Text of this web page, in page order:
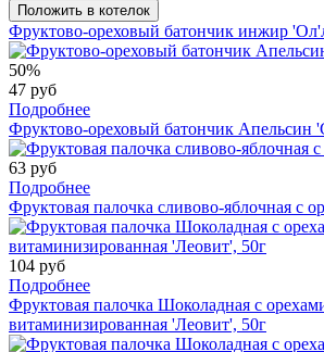
Положить в котелок
Фруктово-ореховый батончик инжир
50%
47 руб
Подробнее
Фруктово-ореховый батончик Апельсин
63 руб
Подробнее
Фруктовая палочка сливово-яблочная с
104 руб
Подробнее
Фруктовая палочка Шоколадная с
витаминизированная 'Леовит', 50г